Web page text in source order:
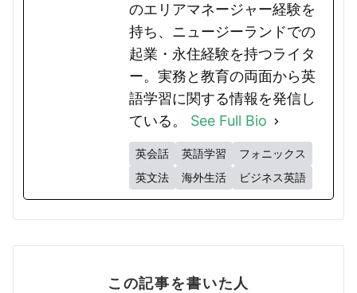
のエリアマネージャー経験を
持ち、ニュージーランドでの
起業・永住経験を持つライタ
ー。実務と教育の両面から英
語学習に関する情報を発信し
ている。 See Full Bio
英会話 英語学習
フォニックス
英文法
海外生活 ビジネス英語
この記事を書いた人